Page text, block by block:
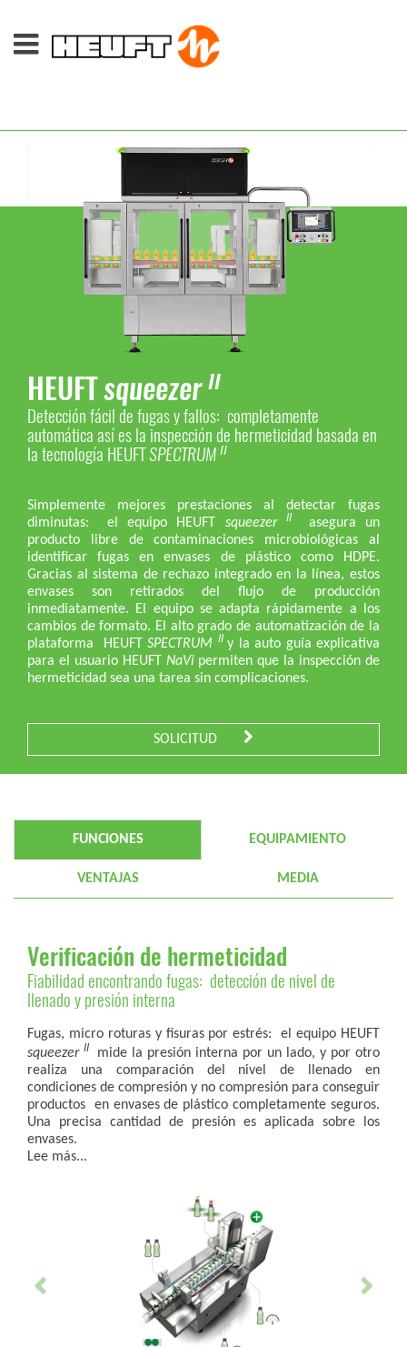
HEUFTsqueezer II
Detección fácil de fugas y fallos: completamente
automática así es la inspección de hermeticidad basada en
la tecnología HEUFTSPECTRUM II
Simplemente mejores prestaciones al detectar fugas
diminutas: el equipo HEUFT squeezer II
asegura un
producto libre de contaminaciones microbiológicas al
identificar fugas en envases de plástico como HDPE.
Gracias al sistema de rechazo integrado en la línea, estos
envases son retirados del flujo de producción
inmediatamente. El equipo se adapta rápidamente a los
cambios de formato. El alto grado de automatización de la
plataforma HEUFTSPECTRUM II y la auto guía explicativa
para el usuario HEUFT NaVipermiten que la inspección de
hermeticidad sea una tarea sin complicaciones.
SOLICITUD
FUNCIONES EQUIPAMIENTO
VENTAJAS MEDIA
Verificación de hermeticidad
Fiabilidad encontrando fugas: detección de nivel de
llenado y presión interna
Fugas, micro roturas y fisuras por estrés: el equipo HEUFT
squeezer II
mide la presión interna por un lado, y por otro
realiza una comparación del nivel de llenado en
condiciones de compresión y no compresión para conseguir
productos en envases de plástico completamente seguros.
Una precisa cantidad de presión es aplicada sobre los
envases.
Lee más...